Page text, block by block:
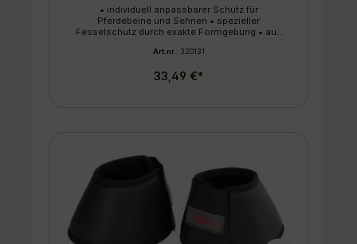
• individuell anpassbarer Schutz für
Pferdebeine und Sehnen • spezieller
Fesselschutz durch exakte Formgebung • aus
atmungsaktivem Synthesekautschuk; beugt
befestigen durch Klettverschlüsse, die
Art.nr.: 320131
33,49 €*